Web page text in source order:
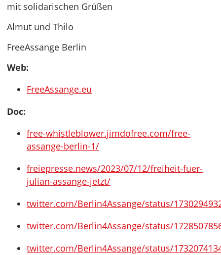
mit solidarischen Grüßen
Almut und Thilo
FreeAssange Berlin
Web:
FreeAssange.eu
Doc:
free-whistleblower.jimdofree.com/free-
assange-berlin-1/
freiepresse.news/2023/07/12/freiheit-fuer-
julian-assange-jetzt/
twitter.com/Berlin4Assange/status/
twitter.com/Berlin4Assange/status/
twitter.com/Berlin4Assange/status/